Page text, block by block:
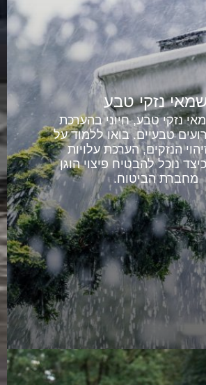
נזקי טבע
נזקי טבע, חיוני בהערכת
טבעיים. בואו ללמוד על
הנזקים, הערכת עלויות
נוכל להבטיח פיצוי הוגן
מחברת הביטוח.